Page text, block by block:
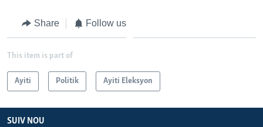
Share Follow us
This item is part of
Ayiti Politik Ayiti Eleksyon
SUIV NOU